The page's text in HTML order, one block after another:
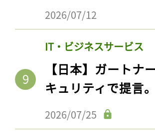
2026/07/12
IT・ビジネスサービス
【日本】ガート
キュリティで提言
2026/07/25